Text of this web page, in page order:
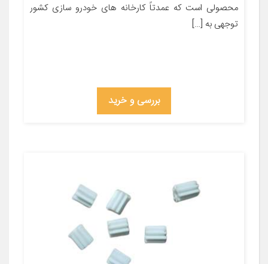
محصولی است که عمدتاً کارخانه های خودرو سازی کشور
توجهی به […]
بررسی و خرید